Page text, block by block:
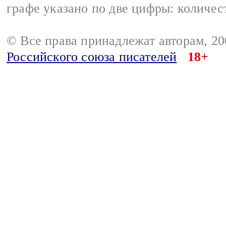
графе указано по две цифры:
© Все права принадлежат авторам,
Российского союза писателей
18+